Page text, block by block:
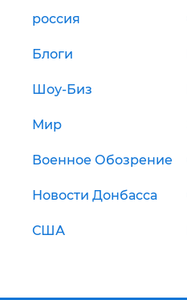
россия
Блоги
Шоу-Биз
Мир
Военное Обозрение
Новости Донбасса
США